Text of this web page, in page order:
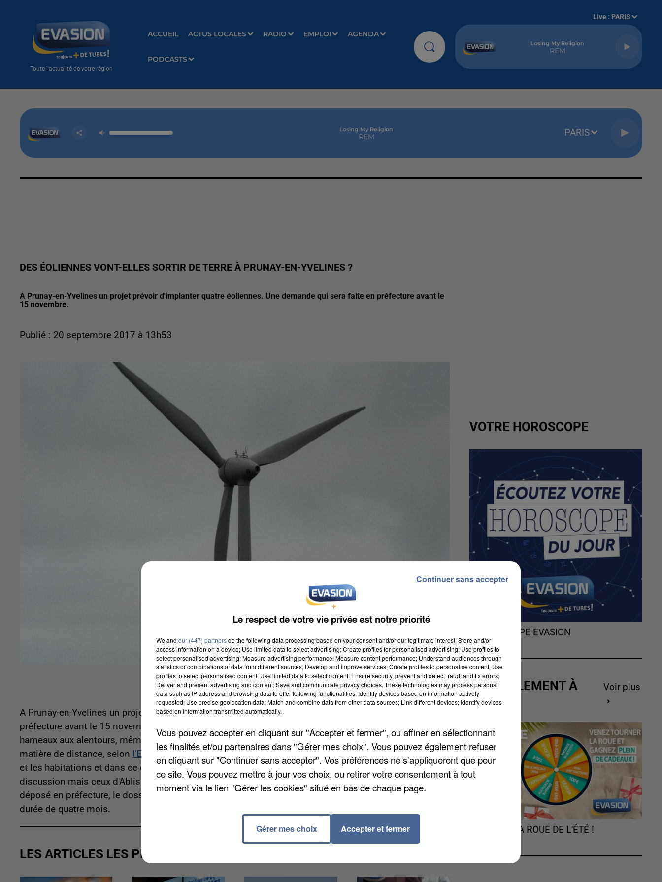
Toute l'actualité de votre région
ACCUEIL ACTUS LOCALES RADIO EMPLOI AGENDA
PODCASTS
Live : PARIS
Losing My Religion
REM
Losing My Religion
REM PARIS
DES ÉOLIENNES VONT-ELLES SORTIR DE TERRE À PRUNAY-EN-YVELINES ?
A Prunay-en-Yvelines un projet prévoir d'implanter quatre éoliennes. Une demande qui sera faite en préfecture avant le
15 novembre.
Publié : 20 septembre 2017 à 13h53
A Prunay-en-Yvelines un projet prévoir d'implanter quatre éoliennes. Une demande qui sera faite en
préfecture avant le 15 novembre. Mais cette nouvelle disposition ne plaît pas aux riverains des
hameaux aux alentours, même le maire insiste bien sur le fait que les règles sont bien respectées en
matière de distance, selon l'Echo Républicain
. La loi prévoit un minimum de 500 m entre les éoliennes
et les habitations et dans ce cas, elles seront situées à 1.200 m. Sur cette discorde les élus sont en
discussion mais ceux d'Ablis ou encore Orsonville n'étaient pas intéressés par ce projet. Une fois
déposé en préfecture, le dossier entrera en instruction et une enquête publique sera lancée sur une
durée de quatre mois.
LES ARTICLES LES PLUS VUS
VOTRE HOROSCOPE
L'HOROSCOPE EVASION
ACTUELLEMENT À
GAGNER
Voir plus
TOURNEZ LA ROUE DE L'ÉTÉ !
Le respect de votre vie privée est notre priorité
We and our (447) partnersdo the following data processing based on your consent and/or our legitimate interest: Store and/or
access information on a device; Use limited data to select advertising; Create profiles for personalised advertising; Use profiles to
select personalised advertising; Measure advertising performance; Measure content performance; Understand audiences through
statistics or combinations of data from different sources; Develop and improve services; Create profiles to personalise content; Use
profiles to select personalised content; Use limited data to select content; Ensure security, prevent and detect fraud, and fix errors;
Deliver and present advertising and content; Save and communicate privacy choices. These technologies may process personal
data such as IP address and browsing data to offer following functionalities: Identify devices based on information actively
requested; Use precise geolocation data; Match and combine data from other data sources; Link different devices; Identify devices
based on information transmitted automatically.
Vous pouvez accepter en cliquant sur "Accepter et fermer", ou affiner en sélectionnant
les finalités et/ou partenaires dans "Gérer mes choix". Vous pouvez également refuser
en cliquant sur "Continuer sans accepter". Vos préférences ne s'appliqueront que pour
ce site. Vous pouvez mettre à jour vos choix, ou retirer votre consentement à tout
moment via le lien "Gérer les cookies" situé en bas de chaque page.
Gérer mes choix Accepter et fermer
Continuer sans accepter